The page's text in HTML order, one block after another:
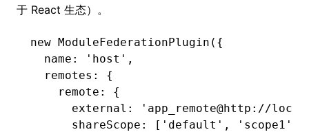
于 React 生态）。
new ModuleFederationPlugin ({
  name
: 'host' ,
  remotes
:
{
    remote
:
{
      external
:
'app_remote@http://
      shareScope
: [ 'default' , 'scope1'